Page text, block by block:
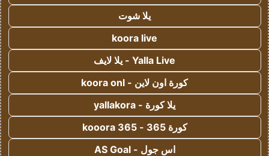
يلا شوت
koora live
Yalla Live - يلا لايف
كورة اون لاين - koora onl
يلا كورة - yallakora
كورة 365 - kooora 365
اس جول - AS Goal